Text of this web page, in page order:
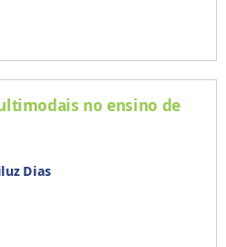
no ensino de
Dias